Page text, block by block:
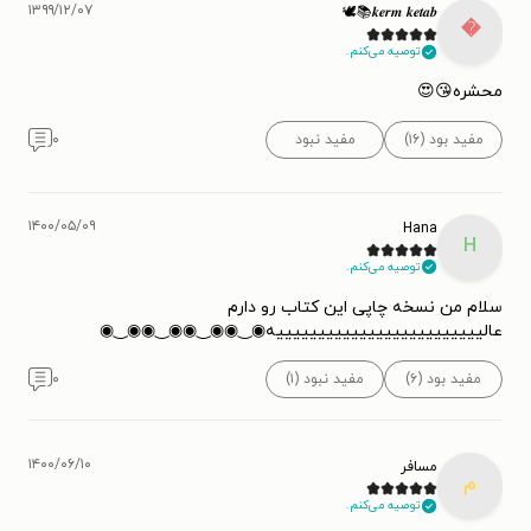

𝒌𝒆𝒓𝒎 𝒌𝒆𝒕𝒂𝒃📚🕊️
توصیه می‌کنم.
۱۳۹۹/۱۲/۰۷
محشره😘😍
مفید بود (۱۶) مفید نبود ۰
H
Hana
توصیه می‌کنم.
۱۴۰۰/۰۵/۰۹
سلام من نسخه چاپی این کتاب رو دارم
عالیییییییییییییییییییییییییه⁦◉‿◉⁩⁦◉‿◉⁩⁦◉‿◉⁩⁦◉‿◉⁩
مفید بود (۶) مفید نبود (۱) ۰
م
مسافر
توصیه می‌کنم.
۱۴۰۰/۰۶/۱۰